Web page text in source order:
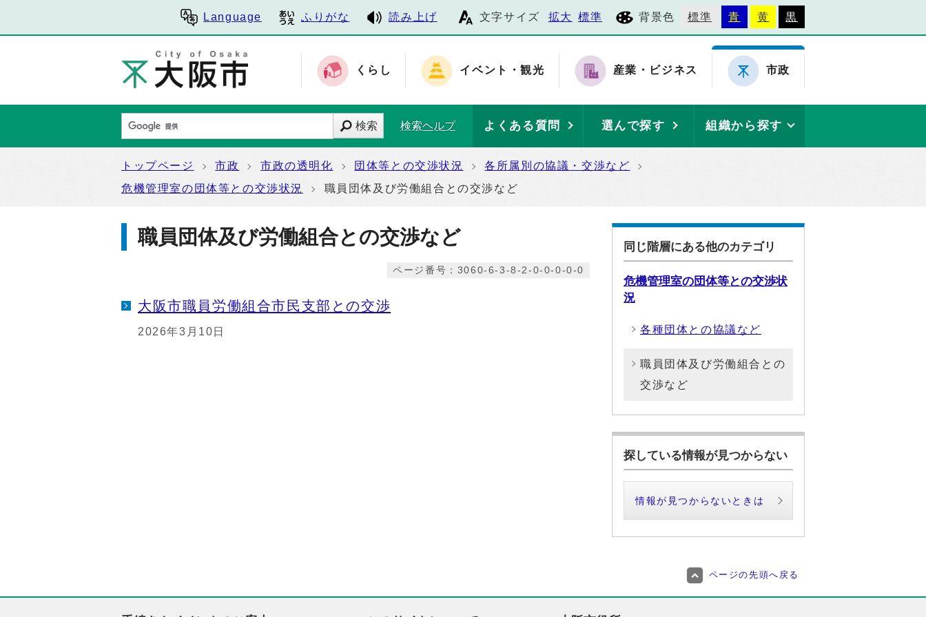
Language ふりがな 読み上げ 文字サイズ 拡大 標準 背景色 標準 青 黄 黒
くらし イベント・観光 産業・ビジネス 市政
検索 検索ヘルプ よくある質問 選んで探す 組織から探す
トップページ 市政 市政の透明化 団体等との交渉状況
各所属別の協議・交渉など
危機管理室の団体等との交渉状況
職員団体及び労働組合との交渉など
職員団体及び労働組合との交渉など
ページ番号：3060-6-3-8-2-0-0-0-0-0
大阪市職員労働組合市民支部との交渉
2026年3月10日
同じ階層にある他のカテゴリ
危機管理室の団体等との交渉状
況
各種団体との協議など
職員団体及び労働組合との
交渉など
探している情報が見つからない
情報が見つからないときは
ページの先頭へ戻る